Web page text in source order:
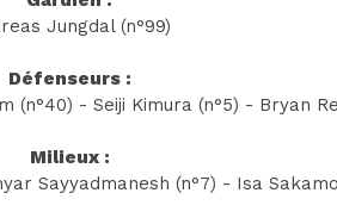
Jungdal (n°99)
Défenseurs :
(n°40) - Seiji Kimura (n°5) - Bryan
Milieux :
Sayyadmanesh (n°7) - Isa